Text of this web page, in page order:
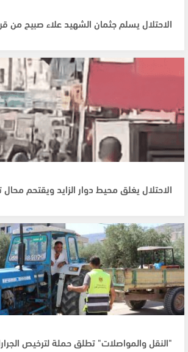
الاحتلال يسلم جثمان الشهيد علاء صبيح من
الاحتلال يغلق محيط دوار الزايد ويقتحم
"النقل والمواصلات" تطلق حملة لترخيص